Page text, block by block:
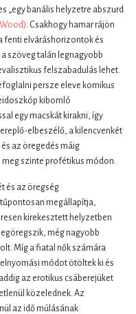
„egy banális helyzetre abszurd
. Csakhogy hamar rájön
fenti elváráshorizontok és
szöveg talán legnagyobb
felszabadulás lehet.
persze eleve komikus
kibomló
egy macskát kirakni, így
elbeszélő, a kilencvenkét
az öregedés máig
szinte profétikus módon.
és az öregség
megállapítja,
kirekesztett helyzetben
még nagyobb
Míg a fiatal nők számára
módot ötöltek ki és
az erotikus csáberejüket
közelednek. Az
az idő múlásának